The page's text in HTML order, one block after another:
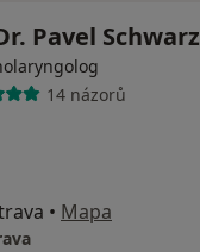
Pavel Schwarz
14 názorů
• Mapa